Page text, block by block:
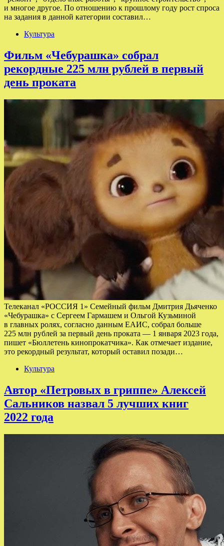
и многое другое. По отношению к прошлому году рост спроса
на задания в данной категории составил…
Культура
Фильм «Чебурашка» собрал
рекордные 225 млн рублей в первый
день проката
Телеканал «РОССИЯ 1» Семейный фильм Дмитрия Дьяченко
«Чебурашка» с Сергеем Гармашем и Ольгой Кузьминой
в главных ролях, согласно данным ЕАИС, собрал больше
225 млн рублей за первый день проката — 1 января 2023 года,
пишет «Бюллетень кинопрокатчика». Как отмечает издание,
это рекордный результат, который оставил позади…
Культура
Автор «Петровых в гриппе» Алексей
Сальников назвал 5 лучших книг
2022 года